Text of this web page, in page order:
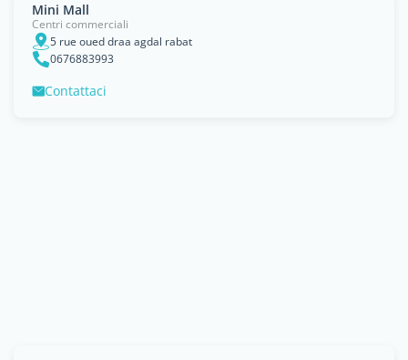
Mini Mall
Centri commerciali
5 rue oued draa agdal rabat
0676883993
Contattaci